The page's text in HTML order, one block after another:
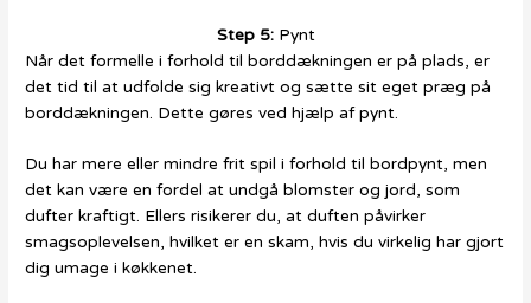
Step 5:Pynt
Når det formelle i forhold til borddækningen er på plads, er
det tid til at udfolde sig kreativt og sætte sit eget præg på
borddækningen. Dette gøres ved hjælp af pynt.
Du har mere eller mindre frit spil i forhold til bordpynt, men
det kan være en fordel at undgå blomster og jord, som
dufter kraftigt. Ellers risikerer du, at duften påvirker
smagsoplevelsen, hvilket er en skam, hvis du virkelig har gjort
dig umage i køkkenet.